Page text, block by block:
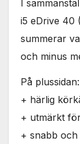
I
i5 eDrive 40
summerar
och minus
På plussidan:
+ härlig
+ utmärkt
+ snabb